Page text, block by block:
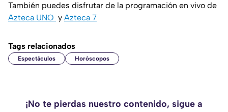
También puedes disfrutar de la programación en vivo de
Azteca UNO y Azteca 7
Tags relacionados
Espectáculos Horóscopos
¡No te pierdas nuestro contenido, sigue a